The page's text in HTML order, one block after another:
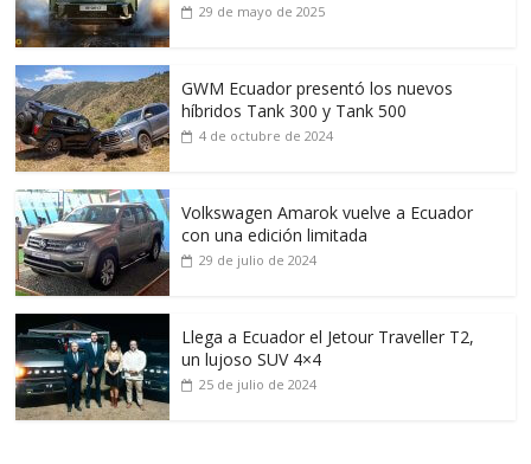
29 de mayo de 2025
GWM Ecuador presentó los nuevos
híbridos Tank 300 y Tank 500
4 de octubre de 2024
Volkswagen Amarok vuelve a Ecuador
con una edición limitada
29 de julio de 2024
Llega a Ecuador el Jetour Traveller T2,
un lujoso SUV 4×4
25 de julio de 2024